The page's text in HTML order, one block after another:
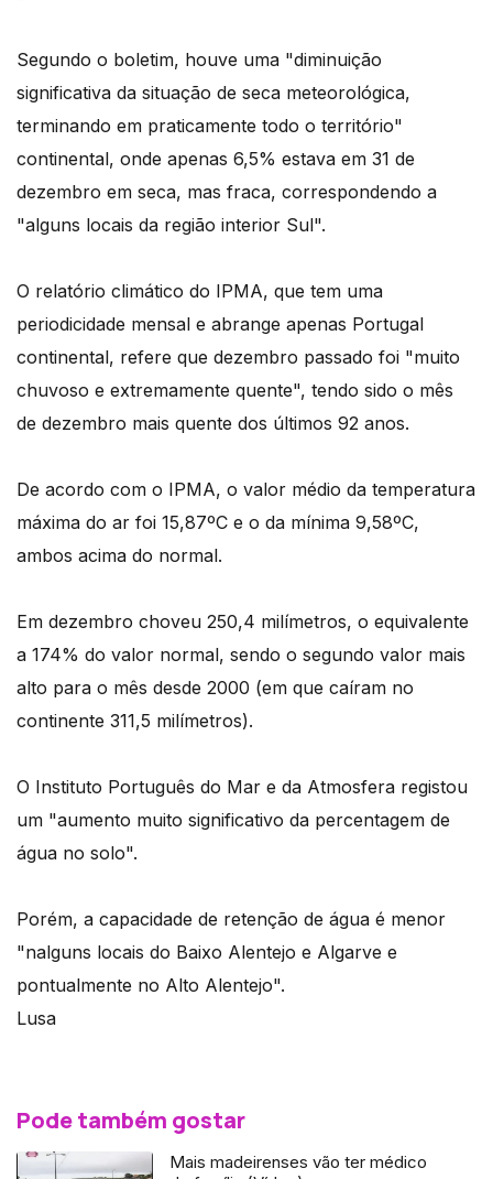
Segundo o boletim, houve uma "diminuição
significativa da situação de seca meteorológica,
terminando em praticamente todo o território"
continental, onde apenas 6,5% estava em 31 de
dezembro em seca, mas fraca, correspondendo a
"alguns locais da região interior Sul".
O relatório climático do IPMA, que tem uma
periodicidade mensal e abrange apenas Portugal
continental, refere que dezembro passado foi "muito
chuvoso e extremamente quente", tendo sido o mês
de dezembro mais quente dos últimos 92 anos.
De acordo com o IPMA, o valor médio da temperatura
máxima do ar foi 15,87ºC e o da mínima 9,58ºC,
ambos acima do normal.
Em dezembro choveu 250,4 milímetros, o equivalente
a 174% do valor normal, sendo o segundo valor mais
alto para o mês desde 2000 (em que caíram no
continente 311,5 milímetros).
O Instituto Português do Mar e da Atmosfera registou
um "aumento muito significativo da percentagem de
água no solo".
Porém, a capacidade de retenção de água é menor
"nalguns locais do Baixo Alentejo e Algarve e
pontualmente no Alto Alentejo".
Lusa
Pode também gostar
Mais madeirenses vão ter médico